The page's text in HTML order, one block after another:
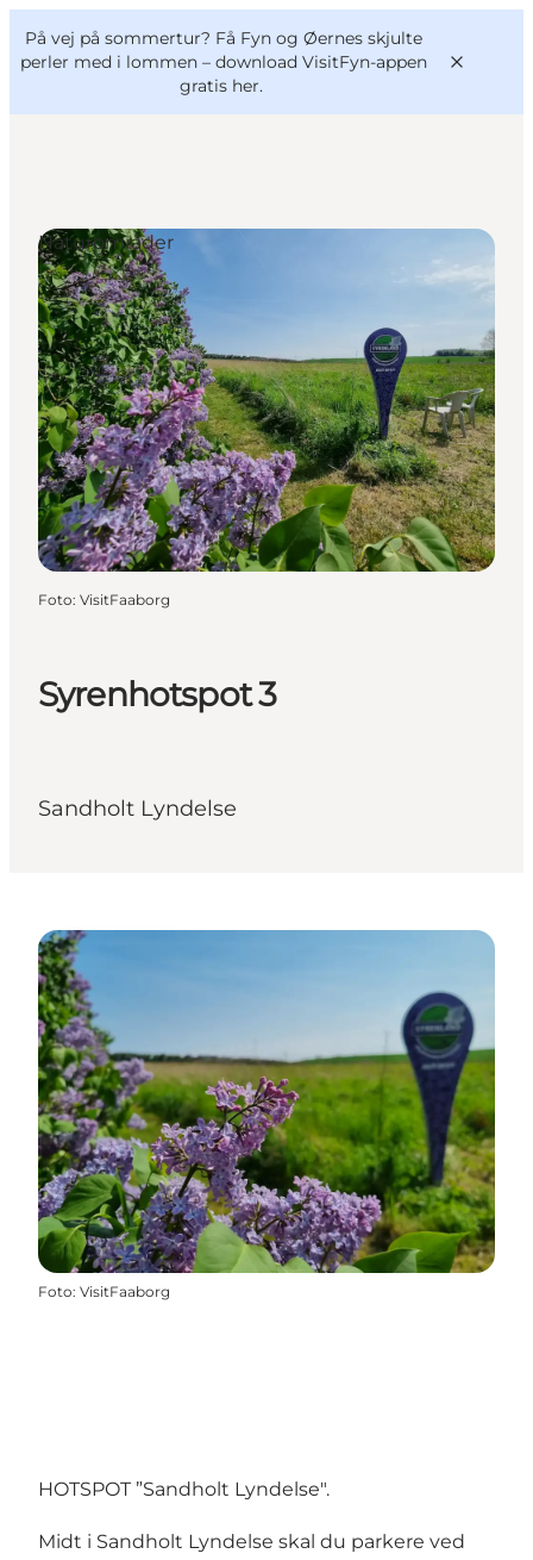
På vej på sommertur? Få Fyn og Øernes skjulte
perler med i lommen – download VisitFyn-appen
gratis her.
Oplevelser
Outdoor
Mad og drikke
Overnatning
Book lokale oplevelser
VisitFyn
Deutsch
Syrenhotspot 3
Sandholt Lyndelse
Naturområder
Foto: VisitFaaborg
Foto: VisitFaaborg
HOTSPOT ”Sandholt Lyndelse".
Midt i Sandholt Lyndelse skal du parkere ved